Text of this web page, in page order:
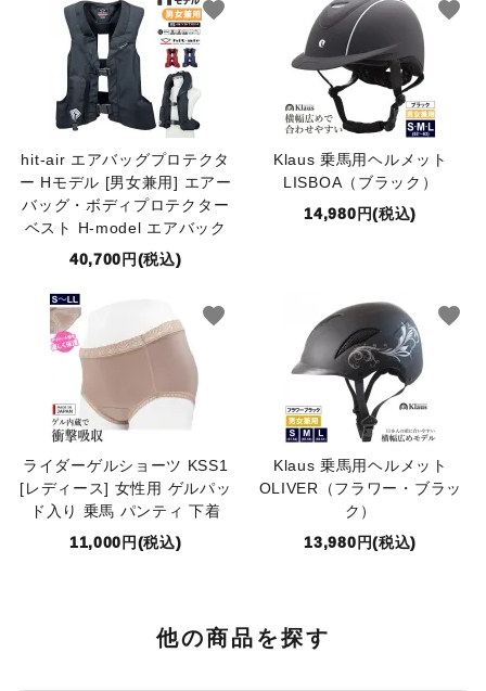
hit-air エアバッグプロテクタ
ー Hモデル [男女兼用] エアー
バッグ・ボディプロテクター
ベスト H-model エアバック
40,700円(税込)
favorite
Klaus 乗馬用ヘルメット
LISBOA（ブラック）
14,980円(税込)
favorite
ライダーゲルショーツ KSS1
[レディース] 女性用 ゲルパッ
ド入り 乗馬 パンティ 下着
11,000円(税込)
favorite
Klaus 乗馬用ヘルメット
OLIVER（フラワー・ブラッ
ク）
13,980円(税込)
favorite
他の商品を探す